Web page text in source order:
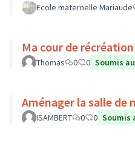
Ecole maternelle Mariaude
Ma cour de
Thomas 0 0 Soumis
Aménager la salle
ISAMBERT 0 0 Soumis